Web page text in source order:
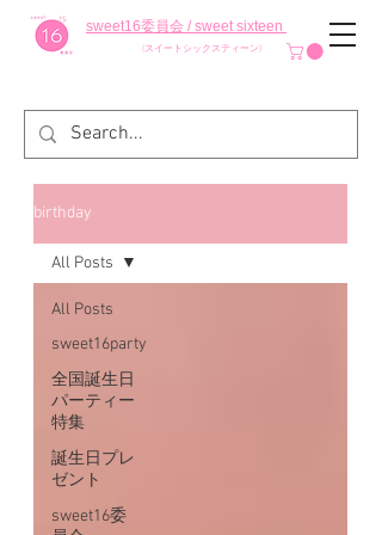
sweet16委員会 / sweet sixteen
(スイートシックスティーン)
birthday
All Posts
sweet16party
全国誕生日
パーティー
特集
誕生日プレ
ゼント
sweet16委
All Posts